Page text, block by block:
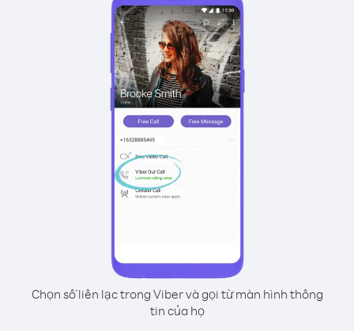
Chọn số liên lạc trong Viber và gọi từ màn hình thông
tin của họ